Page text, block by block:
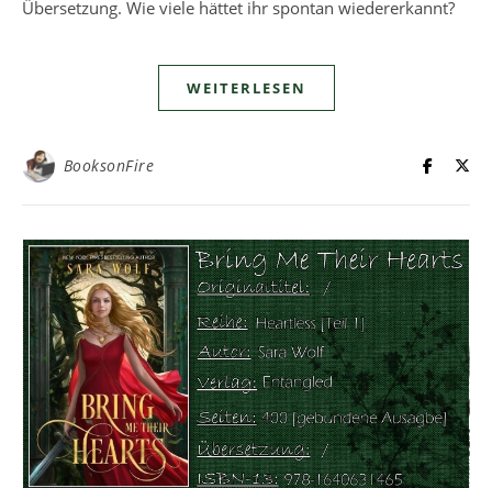
Übersetzung. Wie viele hättet ihr spontan wiedererkannt?
WEITERLESEN
BooksonFire